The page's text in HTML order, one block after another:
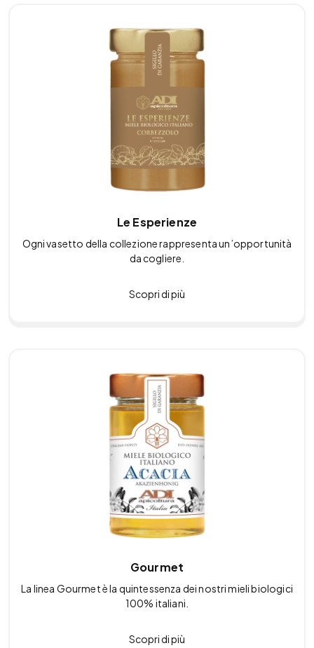
Le Esperienze
Ogni vasetto della collezione rappresenta un’opportunità
da cogliere.
Scopri di più
Gourmet
La linea Gourmet è la quintessenza dei nostri mieli biologici
100% italiani.
Scopri di più